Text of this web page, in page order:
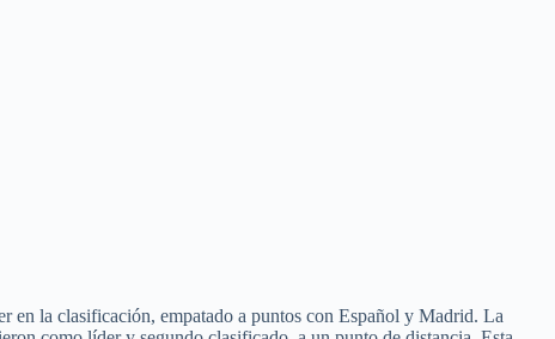
en la clasificación, empatado a puntos con Español y Madrid. La